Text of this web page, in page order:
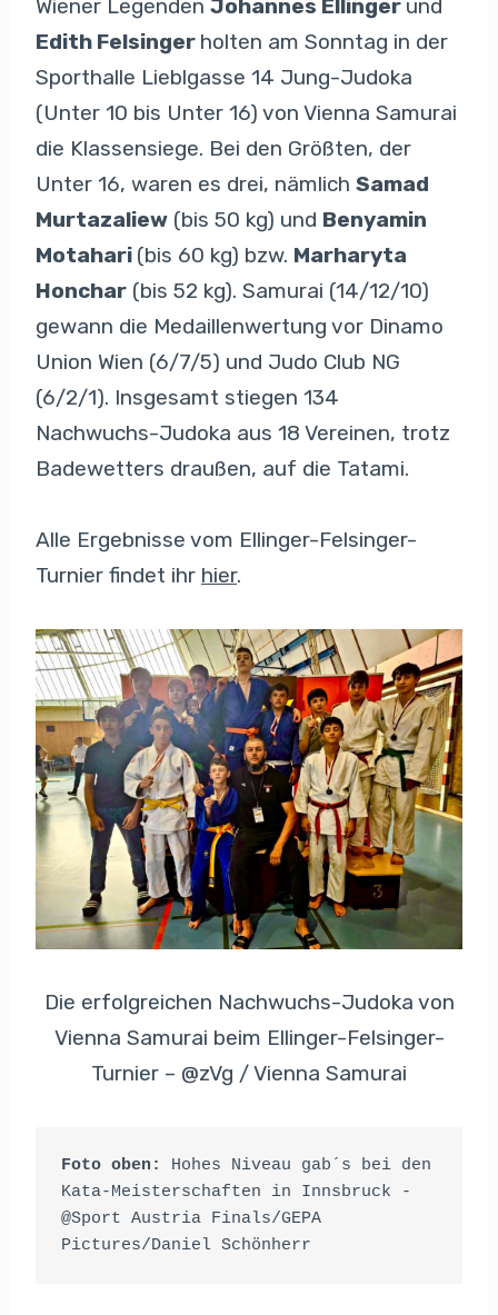
Wiener Legenden Johannes Ellinger und
Edith Felsinger holten am Sonntag in der
Sporthalle Lieblgasse 14 Jung-Judoka
(Unter 10 bis Unter 16) von Vienna Samurai
die Klassensiege. Bei den Größten, der
Unter 16, waren es drei, nämlich Samad
Murtazaliew (bis 50 kg) und Benyamin
Motahari (bis 60 kg) bzw. Marharyta
Honchar (bis 52 kg). Samurai (14/12/10)
gewann die Medaillenwertung vor Dinamo
Union Wien (6/7/5) und Judo Club NG
(6/2/1). Insgesamt stiegen 134
Nachwuchs-Judoka aus 18 Vereinen, trotz
Badewetters draußen, auf die Tatami.
Alle Ergebnisse vom Ellinger-Felsinger-
Turnier findet ihr hier.
Die erfolgreichen Nachwuchs-Judoka von
Vienna Samurai beim Ellinger-Felsinger-
Turnier – @zVg / Vienna Samurai
Foto oben:
Hohes Niveau gab´s bei den
Kata-Meisterschaften in Innsbruck -
@Sport Austria Finals/GEPA
Pictures/Daniel Schönherr